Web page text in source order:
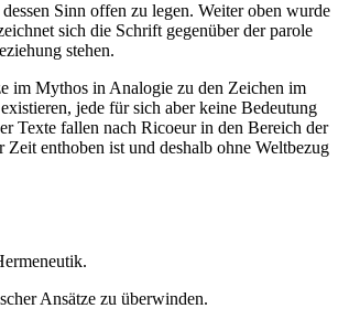
Sinn offen zu legen. Weiter oben wurde
sich die Schrift gegenüber der parole
stehen.
im Mythos in Analogie zu den Zeichen im
jede für sich aber keine Bedeutung
Texte fallen nach Ricoeur in den Bereich der
enthoben ist und deshalb ohne Weltbezug
Ansätze zu überwinden.